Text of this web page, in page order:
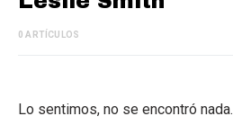
0 ARTÍCULOS
Lo sentimos, no se encontró nada.